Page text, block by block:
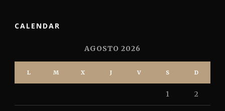
CALENDAR
AGOSTO 2026
L M X J V S D
1 2